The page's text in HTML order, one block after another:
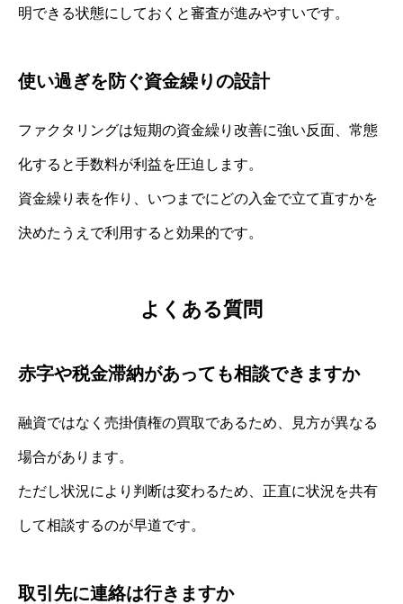
明できる状態にしておくと審査が進みやすいです。
使い過ぎを防ぐ資金繰りの設計
ファクタリングは短期の資金繰り改善に強い反面、常態
化すると手数料が利益を圧迫します。
資金繰り表を作り、いつまでにどの入金で立て直すかを
決めたうえで利用すると効果的です。
よくある質問
赤字や税金滞納があっても相談できますか
融資ではなく売掛債権の買取であるため、見方が異なる
場合があります。
ただし状況により判断は変わるため、正直に状況を共有
して相談するのが早道です。
取引先に連絡は行きますか